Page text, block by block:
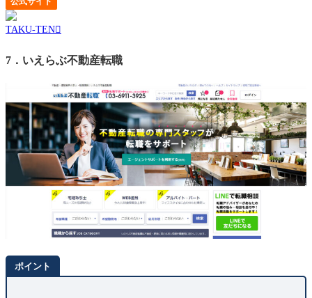
にくい部分だけがあったのでこちらの
を利用しました。
ができる点です。時間をかけて取った資格なのでそれを使うこ
とができれば嬉しさも倍になります。
TAKU-TEN
7．いえらぶ不動産転職
ポイント